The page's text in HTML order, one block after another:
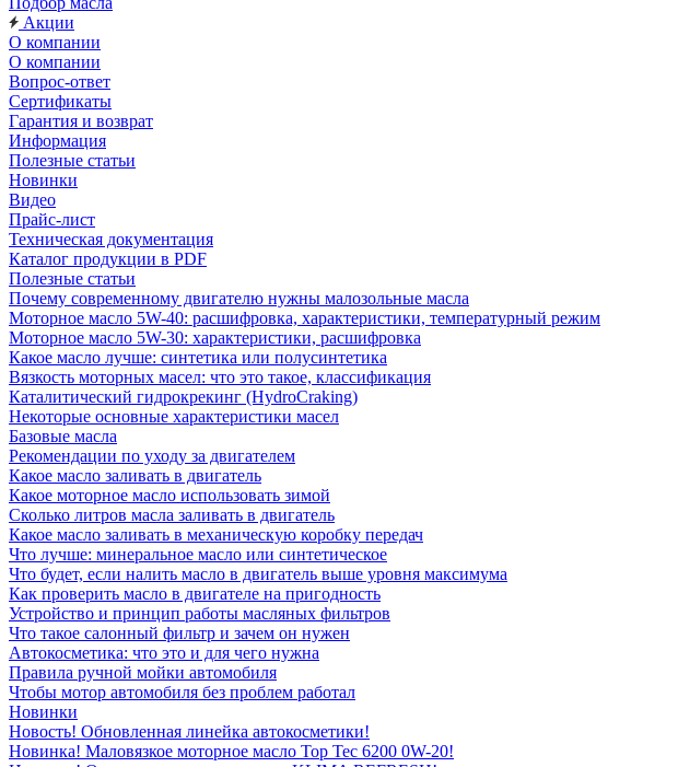
Акции
О компании
О компании
Вопрос-ответ
Сертификаты
Гарантия и возврат
Информация
Полезные статьи
Новинки
Видео
Прайс-лист
Техническая документация
Каталог продукции в PDF
Полезные статьи
Почему современному двигателю нужны малозольные масла
Моторное масло 5W-40: расшифровка, характеристики, температурный режим
Моторное масло 5W-30: характеристики, расшифровка
Какое масло лучше: синтетика или полусинтетика
Вязкость моторных масел: что это такое, классификация
Каталитический гидрокрекинг (НydroСraking)
Некоторые основные характеристики масел
Базовые масла
Рекомендации по уходу за двигателем
Какое масло заливать в двигатель
Какое моторное масло использовать зимой
Сколько литров масла заливать в двигатель
Какое масло заливать в механическую коробку передач
Что лучше: минеральное масло или синтетическое
Что будет, если налить масло в двигатель выше уровня максимума
Как проверить масло в двигателе на пригодность
Устройство и принцип работы масляных фильтров
Что такое салонный фильтр и зачем он нужен
Автокосметика: что это и для чего нужна
Правила ручной мойки автомобиля
Чтобы мотор автомобиля без проблем работал
Новинки
Новость! Обновленная линейка автокосметики!
Новинка! Маловязкое моторное масло Top Tec 6200 0W-20!